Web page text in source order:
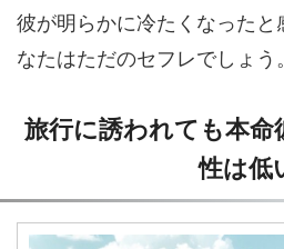
彼が明らかに冷たくなった
なたはただのセフレでしょう。
旅行に誘われても本命
性は低